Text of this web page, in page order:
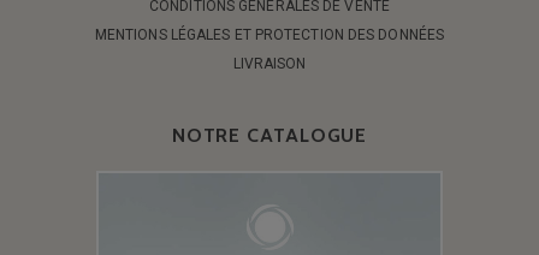
CONDITIONS GÉNÉRALES DE VENTE
MENTIONS LÉGALES ET PROTECTION DES DONNÉES
LIVRAISON
NOTRE CATALOGUE